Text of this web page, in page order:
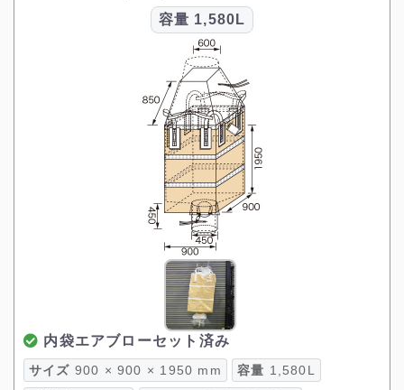
容量 1,580L
内袋エアブローセット済み
サイズ 900 × 900 × 1950 mm 容量 1,580L